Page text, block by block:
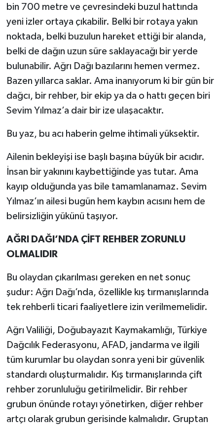
bin 700 metre ve çevresindeki buzul hattında
yeni izler ortaya çıkabilir. Belki bir rotaya yakın
noktada, belki buzulun hareket ettiği bir alanda,
belki de dağın uzun süre saklayacağı bir yerde
bulunabilir. Ağrı Dağı bazılarını hemen vermez.
Bazen yıllarca saklar. Ama inanıyorum ki bir gün bir
dağcı, bir rehber, bir ekip ya da o hattı geçen biri
Sevim Yılmaz’a dair bir ize ulaşacaktır.
Bu yaz, bu acı haberin gelme ihtimali yüksektir.
Ailenin bekleyişi ise başlı başına büyük bir acıdır.
İnsan bir yakınını kaybettiğinde yas tutar. Ama
kayıp olduğunda yas bile tamamlanamaz. Sevim
Yılmaz’ın ailesi bugün hem kaybın acısını hem de
belirsizliğin yükünü taşıyor.
AĞRI DAĞI’NDA ÇİFT REHBER ZORUNLU
OLMALIDIR
Bu olaydan çıkarılması gereken en net sonuç
şudur: Ağrı Dağı’nda, özellikle kış tırmanışlarında
tek rehberli ticari faaliyetlere izin verilmemelidir.
Ağrı Valiliği, Doğubayazıt Kaymakamlığı, Türkiye
Dağcılık Federasyonu, AFAD, jandarma ve ilgili
tüm kurumlar bu olaydan sonra yeni bir güvenlik
standardı oluşturmalıdır. Kış tırmanışlarında çift
rehber zorunluluğu getirilmelidir. Bir rehber
grubun önünde rotayı yönetirken, diğer rehber
artçı olarak grubun gerisinde kalmalıdır. Gruptan